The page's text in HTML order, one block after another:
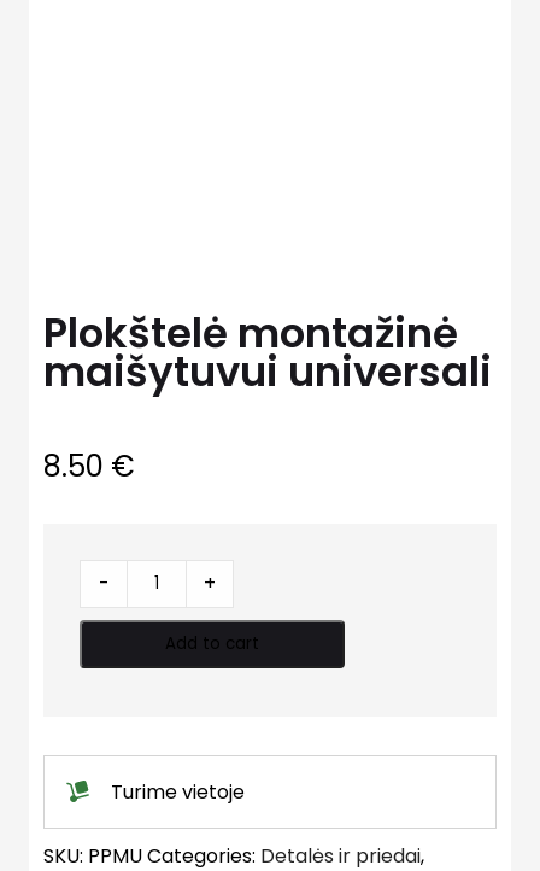
Plokštelė montažinė
maišytuvui universali
8.50 €
Plokštelė
montažinė
maišytuvui
universali
- +
Add to cart
Turime vietoje
SKU: PPMUCategories: Detalės ir priedai,